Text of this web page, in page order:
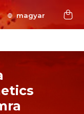
magyar